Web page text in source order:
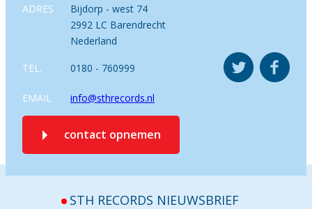
ADRES
Bijdorp - west 74
2992 LC Barendrecht
Nederland
TEL. 0180 - 760999
EMAIL info@sthrecords.nl
contact opnemen
STH RECORDS NIEUWSBRIEF